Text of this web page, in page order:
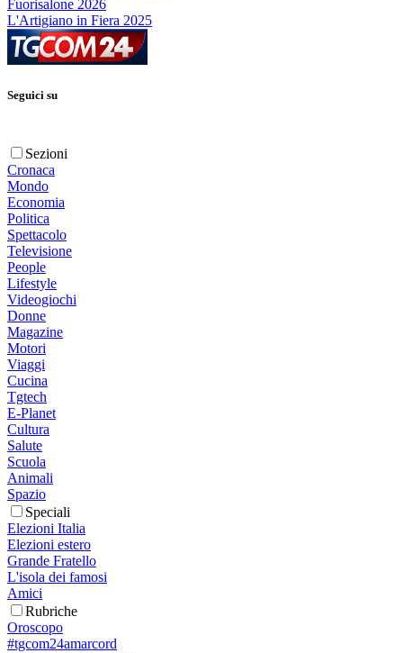
Fuorisalone 2026
L'Artigiano in Fiera 2025
Seguici su
Sezioni
Cronaca
Mondo
Economia
Politica
Spettacolo
Televisione
People
Lifestyle
Videogiochi
Donne
Magazine
Motori
Viaggi
Cucina
Tgtech
E-Planet
Cultura
Salute
Scuola
Animali
Spazio
Speciali
Elezioni Italia
Elezioni estero
Grande Fratello
L'isola dei famosi
Amici
Rubriche
Oroscopo
#tgcom24amarcord